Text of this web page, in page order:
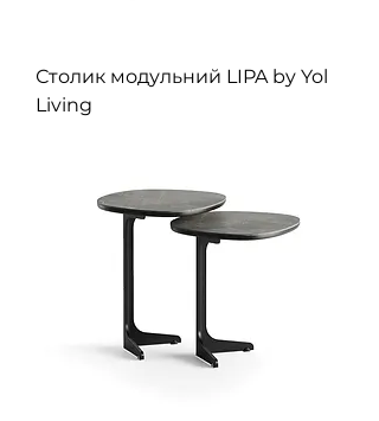
Столик модульний LIPA by Yol
Living